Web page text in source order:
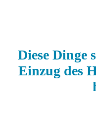
Diese Dinge
Einzug des